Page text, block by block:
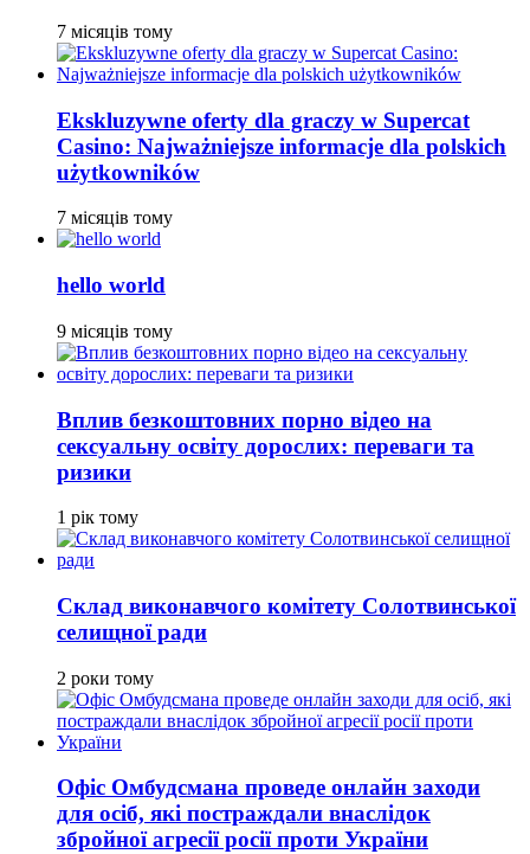
7 місяців тому
Ekskluzywne oferty dla graczy w Supercat
Casino: Najważniejsze informacje dla polskich
użytkowników
7 місяців тому
hello world
9 місяців тому
Вплив безкоштовних порно відео на
сексуальну освіту дорослих: переваги та
ризики
1 рік тому
Склад виконавчого комітету Солотвинської
селищної ради
2 роки тому
Офіс Омбудсмана проведе онлайн заходи
для осіб, які постраждали внаслідок
збройної агресії росії проти України